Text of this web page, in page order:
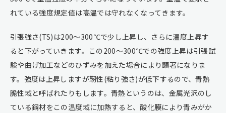
れている強度規定値は高温では守れなくなってきます。
引張強さ(TS)は200～300℃で少し上昇し、さらに温度上昇す
ると下がっていきます。この200～300℃での強度上昇は引張試
験や曲げ加工などのひずみを加えた場合により顕著になりま
す。強度は上昇しますが靭性(粘り強さ)が低下するので、青熱
脆性域と呼ばれたりもします。青熱というのは、金属光沢のし
ている鋼材をこの温度域に加熱すると、酸化膜により青みがか